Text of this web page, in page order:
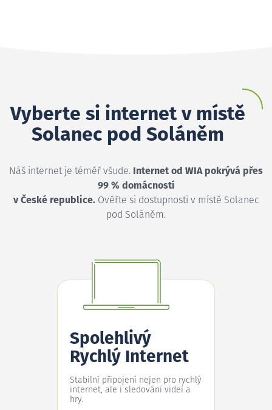
Vyberte si internet v místě
Solanec pod Soláněm
Náš internet je téměř všude. Internet od WIA pokrývá přes
99 % domácností
v České republice.Ověřte si dostupnosti v místě Solanec
pod Soláněm.
Spolehlivý
Rychlý Internet
Stabilní připojení nejen pro rychlý
internet, ale i sledování videí a
hry.